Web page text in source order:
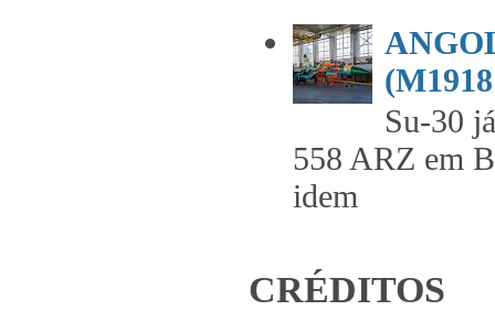
Su-30
558 ARZ
idem
CRÉDITOS